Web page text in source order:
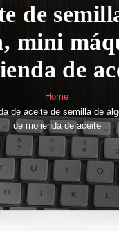
de
mini
de
Home
de aceite de semilla de
de molienda de aceite